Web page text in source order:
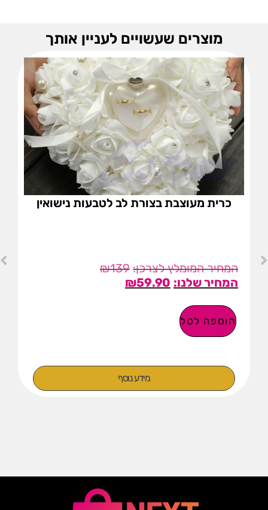
מוצרים שעשויים לעניין אותך
כרית מעוצבת בצורת לב לטבעות נישואין
₪139
₪59.90
הוספה לסל
מידע נוסף